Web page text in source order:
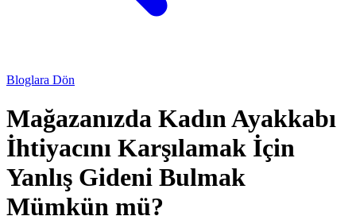
Bloglara Dön
Mağazanızda Kadın Ayakkabı
İhtiyacını Karşılamak İçin
Yanlış Gideni Bulmak
Mümkün mü?